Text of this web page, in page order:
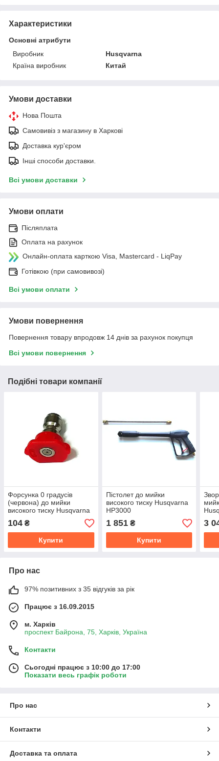
Характеристики
Основні атрибути
Виробник
Husqvarna
Країна виробник
Китай
Умови доставки
Нова Пошта
Самовивіз з магазину в Харкові
Доставка кур'єром
Інші способи доставки.
Всі умови доставки
Умови оплати
Післяплата
Оплата на рахунок
Онлайн-оплата карткою Visa, Mastercard - LiqPay
Готівкою (при самовивозі)
Всі умови оплати
Умови повернення
Повернення товару впродовж 14 днів за рахунок покупця
Всі умови повернення
Подібні товари компанії
Форсунка 0 градусів
(червона) до мийки
високого тиску Husqvarna
104 ₴
Купити
Пістолет до мийки
високого тиску Husqvarna
HP3000
1 851₴
Купити
3
Про нас
97% позитивних з 35 відгуків за рік
Працює з 16.09.2015
м. Харків
проспект Байрона, 75, Харків, Україна
Контакти
Сьогодні працює з 10:00 до 17:00
Показати весь графік роботи
Про нас
Контакти
Доставка та оплата